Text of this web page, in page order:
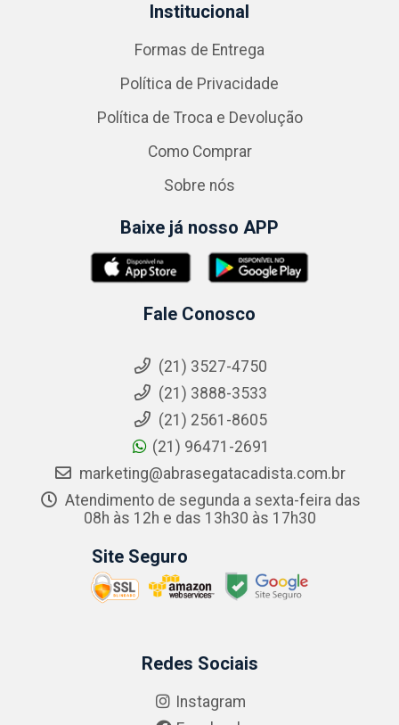
Institucional
Formas de Entrega
Política de Privacidade
Política de Troca e Devolução
Como Comprar
Sobre nós
Baixe já nosso APP
Fale Conosco
(21) 3527-4750
(21) 3888-3533
(21) 2561-8605
(21) 96471-2691
marketing@abrasegatacadista.com.br
Atendimento de segunda a sexta-feira das
08h às 12h e das 13h30 às 17h30
Site Seguro
Redes Sociais
Instagram